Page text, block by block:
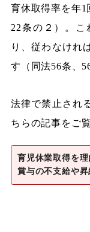
育休取得率を年
22条の２）。
り、従わなけれ
す（同法56条、
法律で禁止され
ちらの記事をご
育児休業取得を理
賞与の不支給や昇